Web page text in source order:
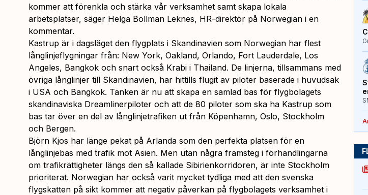
kommer att förenkla och stärka vår verksamhet samt skapa lokala
arbetsplatser, säger Helga Bollman Leknes, HR-direktör på Norwegian i en
kommentar.
Kastrup är i dagsläget den flygplats i Skandinavien som Norwegian har flest
långlinjeflygningar från: New York, Oakland, Orlando, Fort Lauderdale, Los
Angeles, Bangkok och snart också Krabi i Thailand. De linjerna, tillsammans med
övriga långlinjer till Skandinavien, har hittills flugit av piloter baserade i huvudsak
i USA och Bangkok. Tanken är nu att skapa en samlad bas för flygbolagets
skandinaviska Dreamlinerpiloter och att de 80 piloter som ska ha Kastrup som
bas tar över en del av långlinjetrafiken ut från Köpenhamn, Oslo, Stockholm
och Bergen.
Björn Kjos har länge pekat på Arlanda som den perfekta platsen för en
långlinjebas med trafik mot Asien. Men utan några framsteg i förhandlingarna
om trafikrättigheter längs den så kallade Sibirienkorridoren, är inte Stockholm
prioriterat. Norwegian har också varit mycket tydliga med att den svenska
flygskatten på sikt kommer att negativ påverkan på flygbolagets verksamhet i